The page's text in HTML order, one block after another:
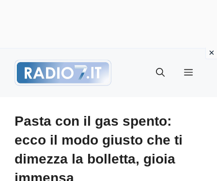
Menu
Pasta con il gas spento:
ecco il modo giusto che ti
dimezza la bolletta, gioia
immensa